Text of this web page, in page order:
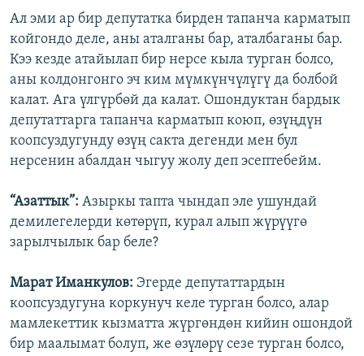
Ал эми ар бир депутатка бирден тапанча карматып
койгондо деле, аны аталганы бар, аталбаганы бар.
Кээ кезде атайылап бир нерсе кыла турган болсо,
аны колдонгонго эч ким мүмкүнчүлүгү да болбой
калат. Ага үлгүрбөй да калат. Ошондуктан бардык
депутаттарга тапанча карматып коюп, өзүңдүн
коопсуздугунду өзүң сакта дегенди мен бул
нерсенин абалдан чыгуу жолу деп эсептебейм.
“Азаттык”: Азыркы тапта чындап эле ушундай
демилегелерди көтөрүп, курал алып жүрүүгө
зарылчылык бар беле?
Марат Иманкулов: Эгерде депутаттардын
коопсуздугуна коркунуч келе турган болсо, алар
мамлекеттик кызматта жүргөндөн кийин ошондой
бир маалымат болуп, же өзүлөрү сезе турган болсо,